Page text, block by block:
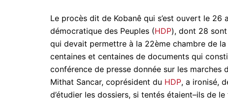
Le procès dit de Kobanê qui s’est ouvert le 26
démocratique des Peuples (HDP), dont 28
qui devait permettre à la 22ème chambre de la
centaines et centaines de documents qui
conférence de presse donnée sur les marches
Mithat Sancar, coprésident du HDP, a ironisé,
d’étudier les dossiers, si tentés étaient–ils de le